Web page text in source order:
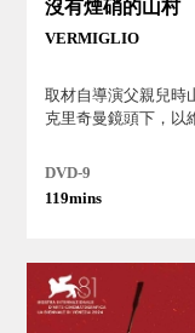
沒有煙硝的山村
VERMIGLIO
取材自導演父親兒時
克里奇曼鏡頭下，以
DVD-9
119mins